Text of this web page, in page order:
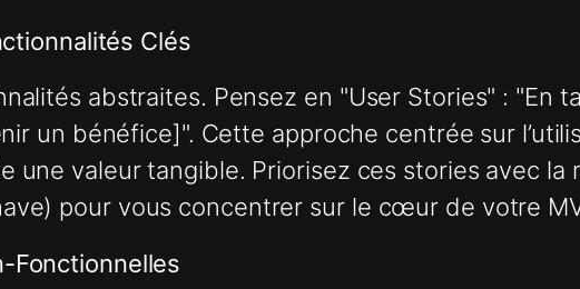
Clés
abstraites. Pensez en "User Stories" : "En
un bénéfice]". Cette approche centrée sur
valeur tangible. Priorisez ces stories avec la
pour vous concentrer sur le cœur de votre
Fonctionnelles